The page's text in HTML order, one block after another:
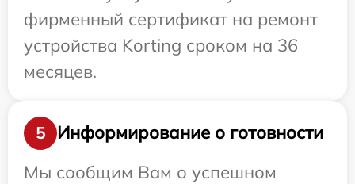
фирменный сертификат на ремонт
устройства Korting сроком на 36
месяцев.
5
Информирование о готовности
Мы сообщим Вам о успешном